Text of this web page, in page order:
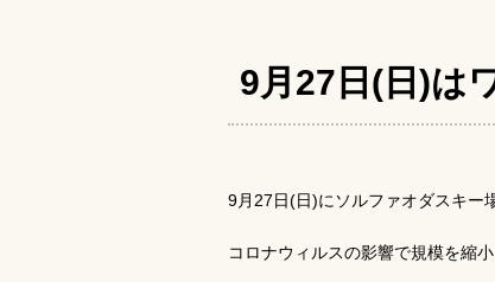
9月27日(日)は
9月27日(日)にソルファオダスキー
コロナウィルスの影響で規模を縮